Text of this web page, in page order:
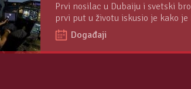
Prvi nosilac u Dubaiju i svetski
prvi put u životu iskusio je kako
aviona u Ujedinjenim Arapskim
Događaji